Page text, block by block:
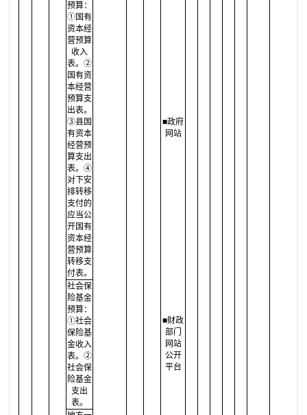
预算：
①国有
资本经
营预算
收入
表。②
国有资
本经营
预算支
出表。
③县国
有资本
经营预
算支出
表。④
对下安
排转移
支付的
应当公
开国有
资本经
营预算
转移支
付表。
■政府
网站
社会保
险基金
预算：
①社会
保险基
金收入
表。②
社会保
险基金
支出
表。
■财政
部门
网站
公开
平台